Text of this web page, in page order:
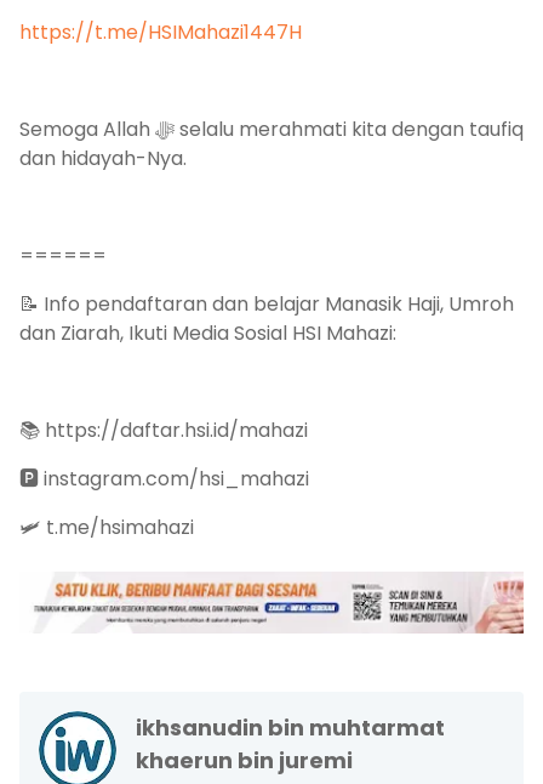
https://t.me/HSIMahazi1447H
Semoga Allah ﷻ selalu merahmati kita dengan taufiq
dan hidayah-Nya.
======
📝 Info pendaftaran dan belajar Manasik Haji, Umroh
dan Ziarah, Ikuti Media Sosial HSI Mahazi:
📚 https://daftar.hsi.id/mahazi
🅿️ instagram.com/hsi_mahazi
🛩️ t.me/hsimahazi
ikhsanudin bin muhtarmat
khaerun bin juremi